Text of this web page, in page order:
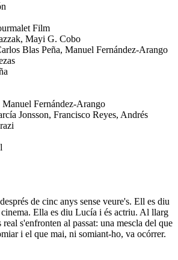
Film
Mayi G. Cobo
Blas Peña, Manuel Fernández-Arango
Manuel Fernández-Arango
Jonsson, Francisco Reyes, Andrés
de cinc anys sense veure's. Ell es diu
Ella es diu Lucía i és actriu. Al llarg
s'enfronten al passat: una mescla del que
i el que mai, ni somiant-ho, va ocórrer.